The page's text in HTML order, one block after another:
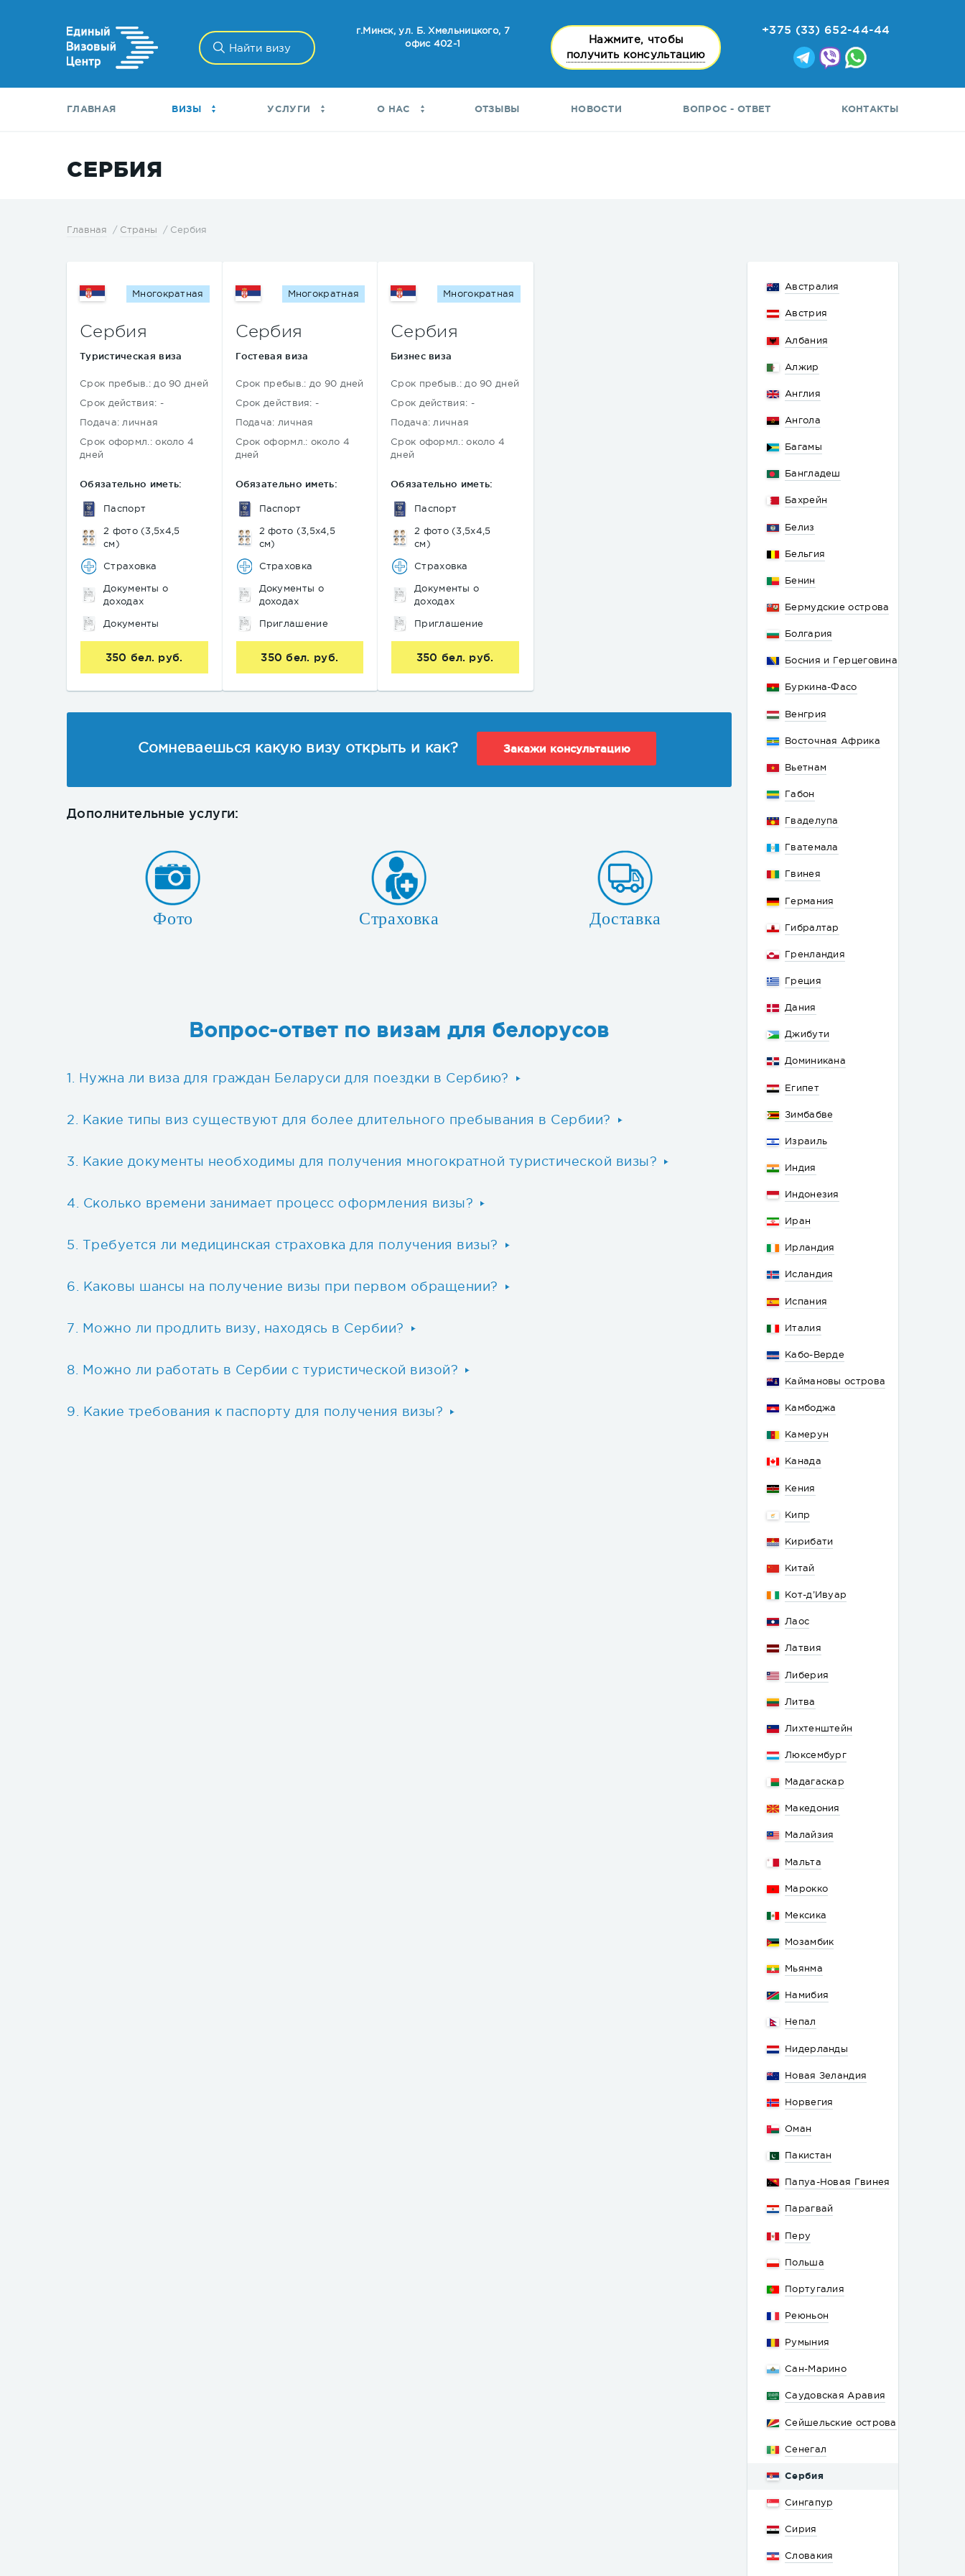
г.Минск, ул. Б. Хмельницкого, 7
офис 402-1
Нажмите, чтобы
получить консультацию
+375 (33) 652-44-44
ГЛАВНАЯ ВИЗЫ УСЛУГИ О НАС ОТЗЫВЫ НОВОСТИ ВОПРОС - ОТВЕТ КОНТАКТЫ
СЕРБИЯ
Главная Страны Сербия
Многократная
Сербия
Туристическая виза
Срок пребыв.: до 90 дней
Срок действия: -
Подача: личная
Срок оформл.: около 4
дней
Обязательно иметь:
Паспорт
2 фото (3,5х4,5
см)
Страховка
Документы о
доходах
Документы
350 бел. руб.
Многократная
Сербия
Гостевая виза
Срок пребыв.: до 90 дней
Срок действия: -
Подача: личная
Срок оформл.: около 4
дней
Обязательно иметь:
Паспорт
2 фото (3,5х4,5
см)
Страховка
Документы о
доходах
Приглашение
350 бел. руб.
Многократная
Сербия
Бизнес виза
Срок пребыв.: до 90 дней
Срок действия: -
Подача: личная
Срок оформл.: около 4
дней
Обязательно иметь:
Паспорт
2 фото (3,5х4,5
см)
Страховка
Документы о
доходах
Приглашение
350 бел. руб.
Сомневаешься какую визу открыть и как? Закажи консультацию
Дополнительные услуги:
Фото Страховка Доставка
Вопрос-ответ по визам для белорусов
Нужна ли виза для граждан Беларуси для поездки в Сербию?
Какие типы виз существуют для более длительного пребывания в Сербии?
Какие документы необходимы для получения многократной туристической визы?
Сколько времени занимает процесс оформления визы?
Требуется ли медицинская страховка для получения визы?
Каковы шансы на получение визы при первом обращении?
Можно ли продлить визу, находясь в Сербии?
Можно ли работать в Сербии с туристической визой?
Какие требования к паспорту для получения визы?
Австралия
Австрия
Албания
Алжир
Англия
Ангола
Багамы
Бангладеш
Бахрейн
Белиз
Бельгия
Бенин
Бермудские острова
Болгария
Босния и Герцеговина
Буркина-Фасо
Венгрия
Восточная Африка
Вьетнам
Габон
Гваделупа
Гватемала
Гвинея
Германия
Гибралтар
Гренландия
Греция
Дания
Джибути
Доминикана
Египет
Зимбабве
Израиль
Индия
Индонезия
Иран
Ирландия
Исландия
Испания
Италия
Кабо-Верде
Каймановы острова
Камбоджа
Камерун
Канада
Кения
Кипр
Кирибати
Китай
Кот-д’Ивуар
Лаос
Латвия
Либерия
Литва
Лихтенштейн
Люксембург
Мадагаскар
Македония
Малайзия
Мальта
Марокко
Мексика
Мозамбик
Мьянма
Намибия
Непал
Нидерланды
Новая Зеландия
Норвегия
Оман
Пакистан
Папуа-Новая Гвинея
Парагвай
Перу
Польша
Португалия
Реюньон
Румыния
Сан-Марино
Саудовская Аравия
Сейшельские острова
Сенегал
Сербия
Сингапур
Сирия
Словакия